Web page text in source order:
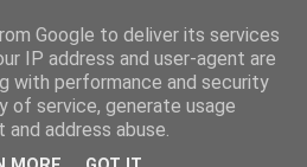
Google to deliver its services
IP address and user-agent are
with performance and security
of service, generate usage
address abuse.